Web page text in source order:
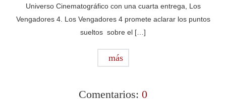
Universo Cinematográfico con una cuarta entrega, Los
Vengadores 4. Los Vengadores 4 promete aclarar los puntos
sueltos sobre el […]
más
Comentarios: 0